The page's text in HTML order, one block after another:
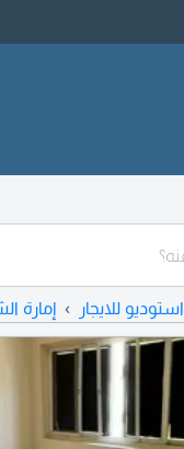
استوديو للايجار إمارة